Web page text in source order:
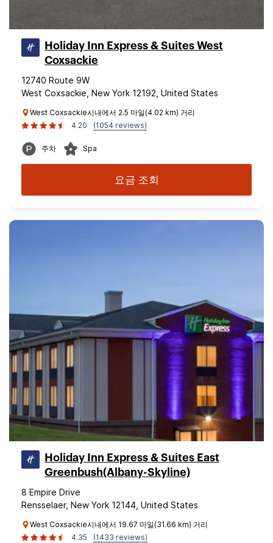
Holiday Inn Express & Suites West
Coxsackie
12740 Route 9W
West Coxsackie, New York 12192, United States
West Coxsackie시내에서 2.5 마일(4.02 km) 거리
4.20
(1054 reviews)
주차 Spa
요금 조회
Holiday Inn Express & Suites East
Greenbush(Albany-Skyline)
8 Empire Drive
Rensselaer, New York 12144, United States
West Coxsackie시내에서 19.67 마일(31.66 km) 거리
4.35
(1433 reviews)